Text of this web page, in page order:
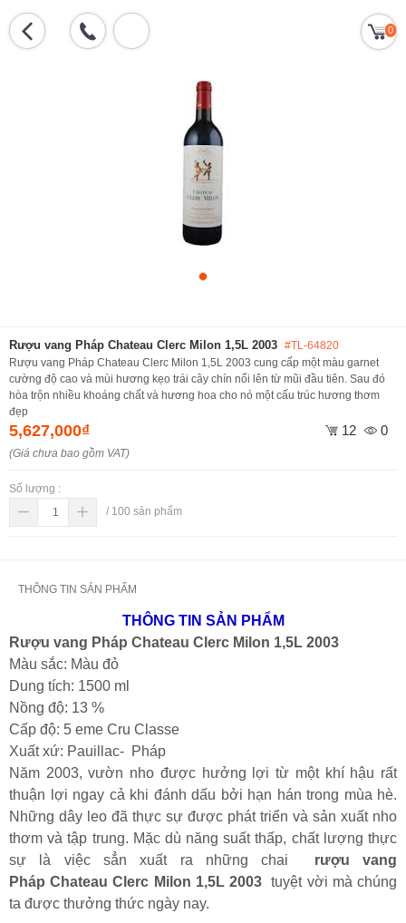
0
Rượu vang Pháp Chateau Clerc Milon 1,5L 2003 #TL-64820
Rượu vang Pháp Chateau Clerc Milon 1,5L 2003 cung cấp một màu garnet
cường độ cao và mùi hương kẹo trái cây chín nổi lên từ mũi đầu tiên. Sau đó
hòa trộn nhiều khoáng chất và hương hoa cho nó một cấu trúc hương thơm
đẹp
5,627,000₫ 12 0
(Giá chưa bao gồm VAT)
Số lượng :
/ 100 sản phẩm
THÔNG TIN SẢN PHẨM
THÔNG TIN SẢN PHẨM
Rượu vang Pháp Chateau Clerc Milon 1,5L 2003
Màu sắc: Màu đỏ
Dung tích: 1500 ml
Nồng độ: 13 %
Cấp độ: 5 eme Cru Classe
Xuất xứ: Pauillac- Pháp
Năm 2003, vườn nho được hưởng lợi từ một khí hậu rất
thuận lợi ngay cả khi đánh dấu bởi hạn hán trong mùa hè.
Những dây leo đã thực sự được phát triển và sản xuất nho
thơm và tập trung. Mặc dù năng suất thấp, chất lượng thực
sự là việc sẳn xuất ra những chai rượu vang
Pháp Chateau Clerc Milon 1,5L 2003 tuyệt vời mà chúng
ta được thưởng thức ngày nay.